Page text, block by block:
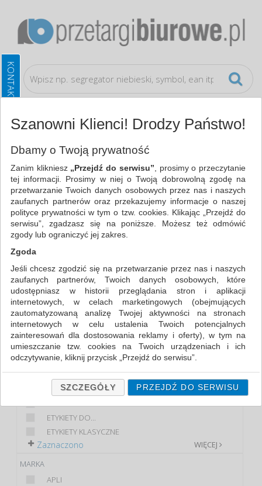
Papier i etykiety Etykiety samoprzylepne
WSZYSTKIE KATEGORIE
NAJCHĘTNIEJ WYBIERANE
PAPIER I ETYKIETY
ETYKIETY SAMOPRZYLEPNE (3)
FILTRY WIĘCEJ
KLASA
EKONOMICZNE
PREMIUM
STANDARD
PRODUKT
ETYKIETY EKOLOGICZNE
ETYKIETY
ETYKIETY DO...
ETYKIETY KLASYCZNE
WIĘCEJ
Zaznaczono
MARKA
APLI
Szanowni Klienci! Drodzy Państwo!
Dbamy o Twoją prywatność
Zanim klikniesz „Przejdź do serwisu” , prosimy o przeczytanie
tej informacji. Prosimy w niej o Twoją dobrowolną zgodę na
przetwarzanie Twoich danych osobowych przez nas i naszych
zaufanych partnerów oraz przekazujemy informacje o naszej
polityce prywatności w tym o tzw. cookies. Klikając „Przejdź do
serwisu”, zgadzasz się na poniższe. Możesz też odmówić
zgody lub ograniczyć jej zakres.
Zgoda
Jeśli chcesz zgodzić się na przetwarzanie przez nas i naszych
zaufanych partnerów, Twoich danych osobowych, które
udostępniasz w historii przeglądania stron i aplikacji
internetowych, w celach marketingowych (obejmujących
zautomatyzowaną analizę Twojej aktywności na stronach
internetowych w celu ustalenia Twoich potencjalnych
zainteresowań dla dostosowania reklamy i oferty), w tym na
umieszczanie tzw. cookies na Twoich urządzeniach i ich
odczytywanie, kliknij przycisk „Przejdź do serwisu”.
Jeśli nie chcesz wyrazić zgody lub ograniczyć jej zakres, kliknij
„Szczegóły”, gdzie znajdziesz wszelkie informacje o tym jak to
zrobić . Te same informacje znajdziesz także na podstronie z
naszą polityką prywatności obowiązującą od 25 maja 2018.
wcześniejsza zgoda której udzieliliście podczas zakładania
konta. Każda Państwa zgoda jest dobrowolna i można ją w
SZCZEGÓŁY PRZEJDŹ DO SERWISU